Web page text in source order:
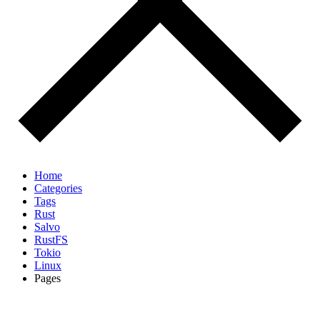
Home
Categories
Tags
Rust
Salvo
RustFS
Tokio
Linux
Pages